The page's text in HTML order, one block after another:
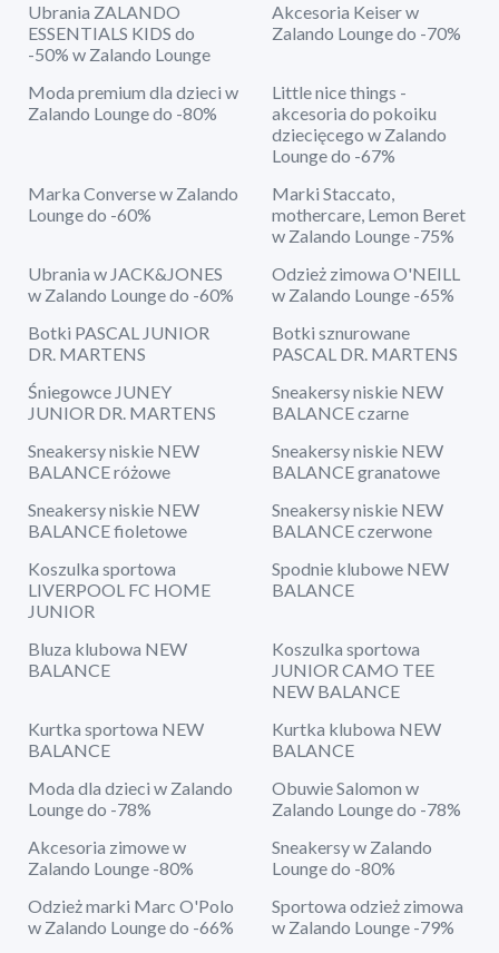
Ubrania ZALANDO
ESSENTIALS KIDS do
-50% w Zalando Lounge
Akcesoria Keiser w
Zalando Lounge do -70%
Moda premium dla dzieci w
Zalando Lounge do -80%
Little nice things -
akcesoria do pokoiku
dziecięcego w Zalando
Lounge do -67%
Marka Converse w Zalando
Lounge do -60%
Marki Staccato,
mothercare, Lemon Beret
w Zalando Lounge -75%
Ubrania w JACK&JONES
w Zalando Lounge do -60%
Odzież zimowa O'NEILL
w Zalando Lounge -65%
Botki PASCAL JUNIOR
DR. MARTENS
Botki sznurowane
PASCAL DR. MARTENS
Śniegowce JUNEY
JUNIOR DR. MARTENS
Sneakersy niskie NEW
BALANCE czarne
Sneakersy niskie NEW
BALANCE różowe
Sneakersy niskie NEW
BALANCE granatowe
Sneakersy niskie NEW
BALANCE fioletowe
Sneakersy niskie NEW
BALANCE czerwone
Koszulka sportowa
LIVERPOOL FC HOME
JUNIOR
Spodnie klubowe NEW
BALANCE
Bluza klubowa NEW
BALANCE
Koszulka sportowa
JUNIOR CAMO TEE
NEW BALANCE
Kurtka sportowa NEW
BALANCE
Kurtka klubowa NEW
BALANCE
Moda dla dzieci w Zalando
Lounge do -78%
Obuwie Salomon w
Zalando Lounge do -78%
Akcesoria zimowe w
Zalando Lounge -80%
Sneakersy w Zalando
Lounge do -80%
Odzież marki Marc O'Polo
w Zalando Lounge do -66%
Sportowa odzież zimowa
w Zalando Lounge -79%